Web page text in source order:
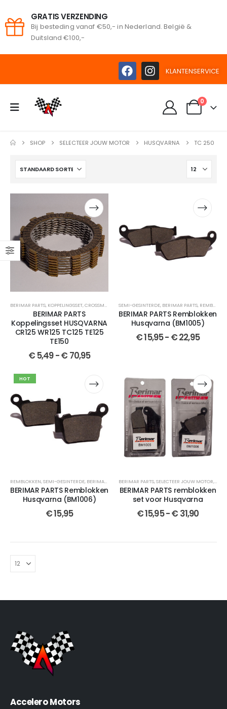
GRATIS VERZENDING
Bij besteding vanaf €50,- in Nederland. België &
Duitsland €100,-
KLANTENSERVICE
0
SHOP SELECTEER JOUW MOTOR HUSQVARNA TC 250
BERIMAR PARTS, KOPPELINGSSET,CROSSMOTOR ONDERDELEN ,HUSQVARNA,TX 125,TC 125,CR
BERIMAR PARTS
Koppelingsset HUSQVARNA
CR125 WR125 TC125 TE125
TE150
€5,49-€ 70,95
SEMI-GESINTERDE, BERIMAR PARTS, REMBLOKKEN
BERIMAR PARTS Remblokken
Husqvarna (BM1005)
€15,95- €22,95
HOT
REMBLOKKEN,SEMI-GESINTERDE, BERIMAR PARTS ,SELECTEER JOUW MOTOR,CROSSMOTOR
BERIMAR PARTS Remblokken
Husqvarna (BM1006)
€15,95
BERIMAR PARTS,SELECTEER JOUW MOTOR,
BERIMAR PARTS remblokken
set voor Husqvarna
€15,95-€ 31,90
Accelero Motors